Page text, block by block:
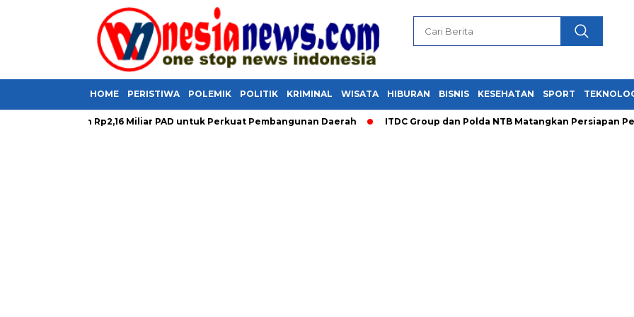
HOME PERISTIWA POLEMIK POLITIK KRIMINAL WISATA HIBURAN BISNIS KESEHATAN SPORT
Rp2,16 Miliar PAD untuk Perkuat Pembangunan Daerah ITDC Group dan Polda NTB Matangkan Persiapan